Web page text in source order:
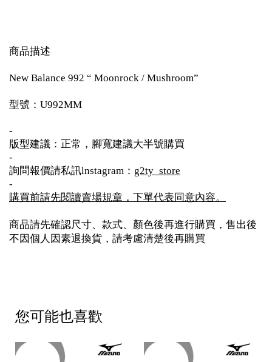
商品描述
New Balance 992 “ Moonrock / Mushroom”
型號：U992MM
-
版型建議：正常，腳寬建議大半號購買
-
詢問報價請私訊lnstagram： g2ty_store
-
購買前請先閱讀賣場規章，下單代表同意內容。
商品請先確認尺寸、款式、顏色後再進行購買，售出後
不因個人因素退換貨，請考慮清楚後再購買
您可能也喜歡